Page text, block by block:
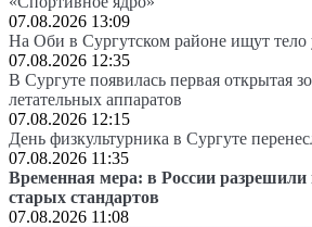
07.08.2026 13:09
На Оби в Сургутском районе ищут
07.08.2026 12:35
В Сургуте появилась первая открытая
летательных аппаратов
07.08.2026 12:15
День физкультурника в Сургуте
07.08.2026 11:35
Временная мера: в России разрешили
старых стандартов
07.08.2026 11:08